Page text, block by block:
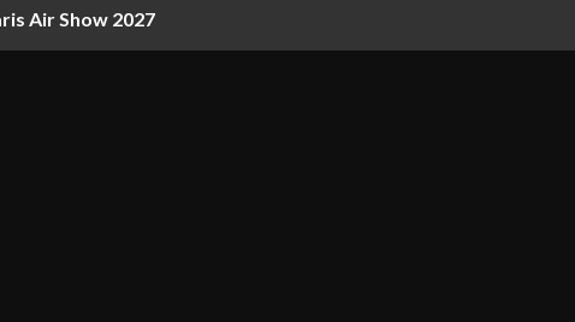
Air Show 2027